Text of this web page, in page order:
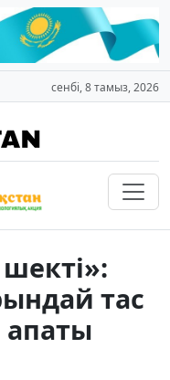
сенбі, 8 тамыз, 2026
тас
апаты